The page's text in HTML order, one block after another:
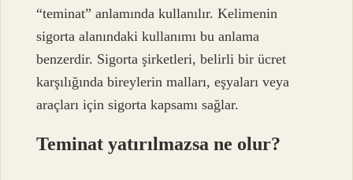
“teminat” anlamında kullanılır. Kelimenin
sigorta alanındaki kullanımı bu anlama
benzerdir. Sigorta şirketleri, belirli bir ücret
karşılığında bireylerin malları, eşyaları veya
araçları için sigorta kapsamı sağlar.
Teminat yatırılmazsa ne olur?